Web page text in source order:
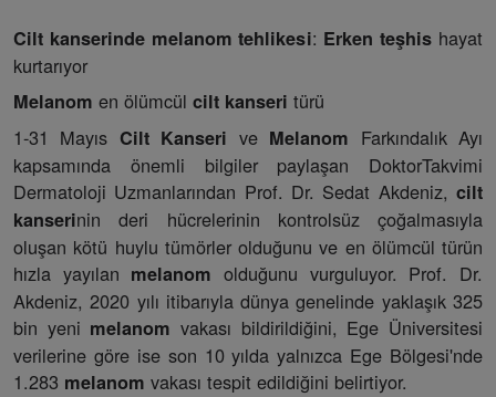
Cilt kanserinde melanom tehlikesi: Erken teşhis hayat
kurtarıyor
Melanom en ölümcül cilt kanseri türü
1-31 Mayıs Cilt Kanseri ve Melanom Farkındalık Ayı
kapsamında önemli bilgiler paylaşan DoktorTakvimi
Dermatoloji Uzmanlarından Prof. Dr. Sedat Akdeniz, cilt
kanserinin deri hücrelerinin kontrolsüz çoğalmasıyla
oluşan kötü huylu tümörler olduğunu ve en ölümcül türün
hızla yayılan melanom olduğunu vurguluyor. Prof. Dr.
Akdeniz, 2020 yılı itibarıyla dünya genelinde yaklaşık 325
bin yeni melanom vakası bildirildiğini, Ege Üniversitesi
verilerine göre ise son 10 yılda yalnızca Ege Bölgesi'nde
1.283 melanom vakası tespit edildiğini belirtiyor.